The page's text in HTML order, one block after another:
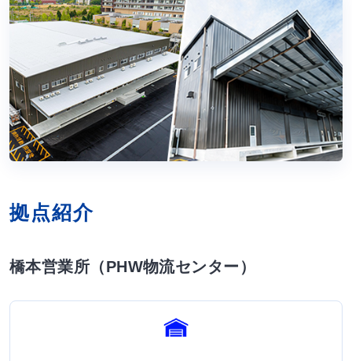
拠点紹介
橋本営業所（PHW物流センター）